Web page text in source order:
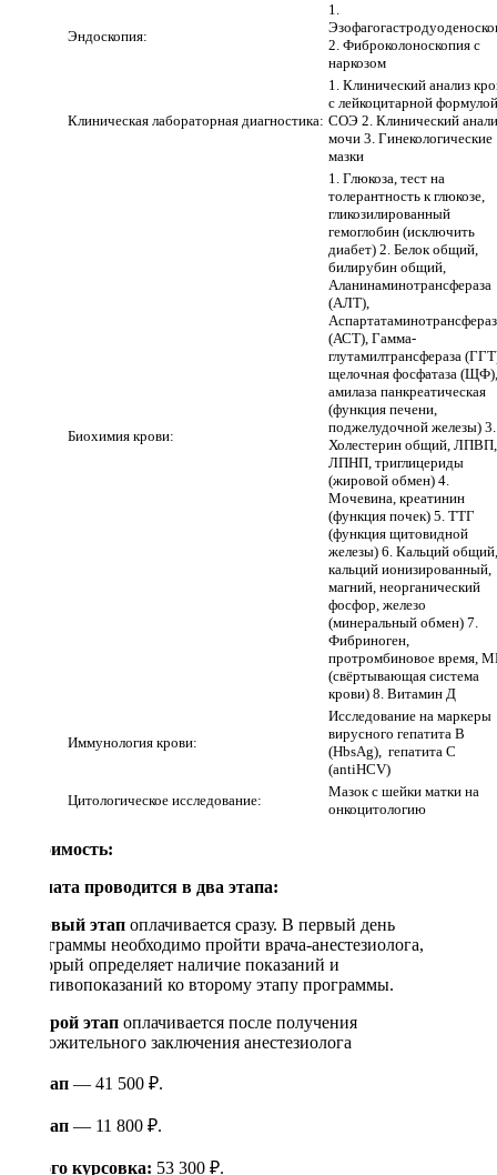
Эндоскопия:
1.
2. Фиброколоноскопия с
наркозом
Клиническая лабораторная диагностика:
1. Клинический анализ
с лейкоцитарной
СОЭ 2. Клинический
мочи 3. Гинекологические
мазки
Биохимия крови:
1. Глюкоза, тест на
толерантность к глюкозе,
гликозилированный
гемоглобин (исключить
диабет) 2. Белок общий,
билирубин общий,
Аланинаминотрансфераза
(АЛТ),
(АСТ), Гамма-
глутамилтрансфераза
щелочная фосфатаза (ЩФ),
амилаза панкреатическая
(функция печени,
поджелудочной железы) 3.
Холестерин общий, ЛПВП,
ЛПНП, триглицериды
(жировой обмен) 4.
Мочевина, креатинин
(функция почек) 5. ТТГ
(функция щитовидной
железы) 6. Кальций общий,
кальций ионизированный,
магний, неорганический
фосфор, железо
(минеральный обмен) 7.
Фибриноген,
протромбиновое время,
(свёртывающая система
крови) 8. Витамин Д
Иммунология крови:
Исследование на маркеры
вирусного гепатита В
(HbsAg), гепатита C
(antiHCV)
Цитологическое исследование:
Мазок с шейки матки на
онкоцитологию
Стоимость:
Оплата проводится в два этапа:
Первый этап оплачивается сразу. В первый день
программы необходимо пройти врача-анестезиолога,
который определяет наличие показаний и
противопоказаний ко второму этапу программы.
Второй этап оплачивается после получения
положительного заключения анестезиолога
1 этап — 41 500 ₽.
2 этап — 11 800 ₽.
Итого курсовка: 53 300 ₽.